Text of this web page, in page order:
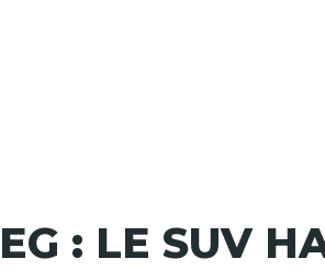
: LE SUV